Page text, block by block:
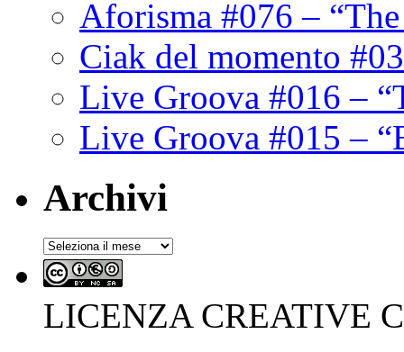
Aforisma #076 –
Ciak del momento
Live Groova #016 –
Live Groova #015 –
Archivi
Archivi
LICENZA CREATIVE